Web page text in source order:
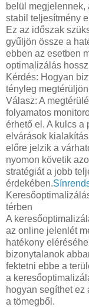
belül megjelennek,
stabil teljesítmény
Ez az időszak
gyűljön össze a
ebben az esetben
optimalizálás
Kérdés: Hogyan
tényleg
Válasz: A
folyamatos
érhető el. A kulcs a
elvárások
előre jelzik a
nyomon követik
stratégiát a jobb
érdekében.
térben
A
az online jelenlét
hatékony
bizonytalanok
fektetni ebbe a
a
hogyan segíthet
a tömegből.